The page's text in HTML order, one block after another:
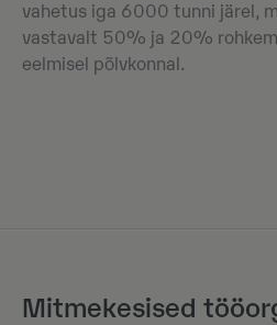
vahetus iga 6000 tunni järel,
vastavalt 50% ja 20%
eelmisel põlvkonnal.
Mitmekesised